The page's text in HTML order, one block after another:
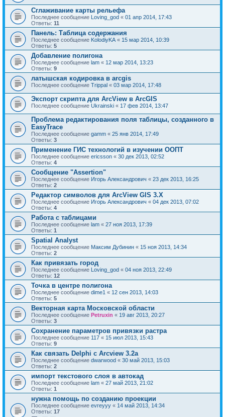
Сглаживание карты рельефа
Последнее сообщение Loving_god « 01 апр 2014, 17:43
Ответы: 11
Панель: Таблица содержания
Последнее сообщение KolodiyKA « 15 мар 2014, 10:39
Ответы: 5
Добавление полигона
Последнее сообщение lam « 12 мар 2014, 13:23
Ответы: 9
латышская кодировка в arcgis
Последнее сообщение Trippal « 03 мар 2014, 17:48
Экспорт скрипта для ArcView в ArcGIS
Последнее сообщение Ukrainski « 17 фев 2014, 13:47
Проблема редактирования поля таблицы, созданного в
EasyTrace
Последнее сообщение gamm « 25 янв 2014, 17:49
Ответы: 3
Применение ГИС технологий в изучении ООПТ
Последнее сообщение ericsson « 30 дек 2013, 02:52
Ответы: 4
Сообщение "Assertion"
Последнее сообщение Игорь Александрович « 23 дек 2013, 16:25
Ответы: 2
Редактор символов для ArcView GIS 3.X
Последнее сообщение Игорь Александрович « 04 дек 2013, 07:02
Ответы: 4
Работа с таблицами
Последнее сообщение lam « 27 ноя 2013, 17:39
Ответы: 1
Spatial Analyst
Последнее сообщение Максим Дубинин « 15 ноя 2013, 14:34
Ответы: 2
Как привязать город
Последнее сообщение Loving_god « 04 ноя 2013, 22:49
Ответы: 12
Точка в центре полигона
Последнее сообщение dime1 « 12 сен 2013, 14:03
Ответы: 5
Векторная карта Московской области
Последнее сообщение Petruxin « 19 авг 2013, 20:27
Ответы: 3
Сохранение параметров привязки растра
Последнее сообщение 117 « 15 июл 2013, 15:43
Ответы: 9
Как связать Delphi с Arcview 3.2a
Последнее сообщение dwarwood « 30 май 2013, 15:03
Ответы: 2
импорт текстового слоя в автокад
Последнее сообщение lam « 27 май 2013, 21:02
Ответы: 1
нужна помощь по созданию проекции
Последнее сообщение evreyyy « 14 май 2013, 14:34
Ответы: 17